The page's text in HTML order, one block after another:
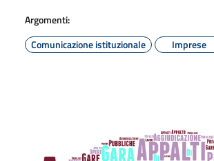
Argomenti:
Comunicazione istituzionale
Imprese